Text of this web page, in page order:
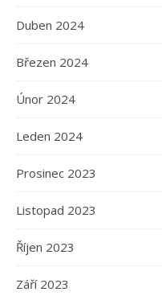
Duben 2024
Březen 2024
Únor 2024
Leden 2024
Prosinec 2023
Listopad 2023
Říjen 2023
Září 2023